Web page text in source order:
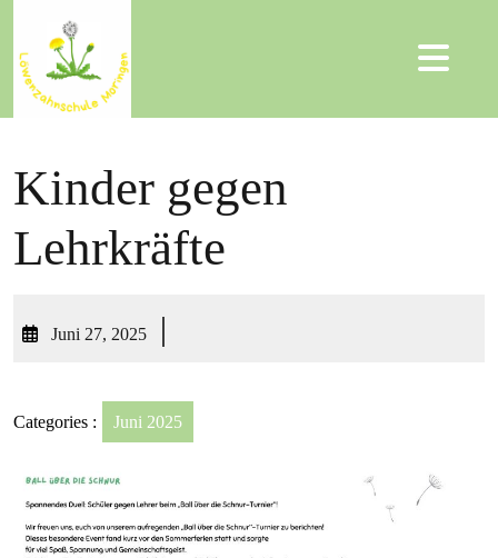
Kinder gegen
Lehrkräfte
Juni 27, 2025 |
Categories : Juni 2025